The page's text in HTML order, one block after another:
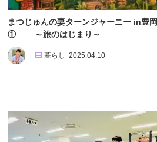
まつじゅんの妻ターンジャーニー in豊岡
① ～旅のはじまり～
暮らし 2025.04.10